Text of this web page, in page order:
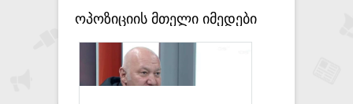
ოპოზიციის მთელი იმედები
ხელისუფლების ოფიციალური
პირების დასანქცირებაზე, ფუჭ
ოცნებად დარჩა - ცუცქირიძე